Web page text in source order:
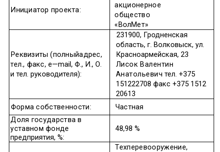
Инициатор проекта:
акционерное
общество
«ВолМет»
Реквизиты (полныйадрес,
тел., факс, e—mail, Ф., И., О.
и тел. руководителя):
231900, Гродненская
область, г. Волковыск, ул.
Красноармейская, 23
Лисок Валентин
Анатольевич тел. +375
151222708 факс +375 1512
20613
Форма собственности:
Частная
Доля государства в
уставном фонде
предприятия, %:
48,98 %
Техперевооружение,